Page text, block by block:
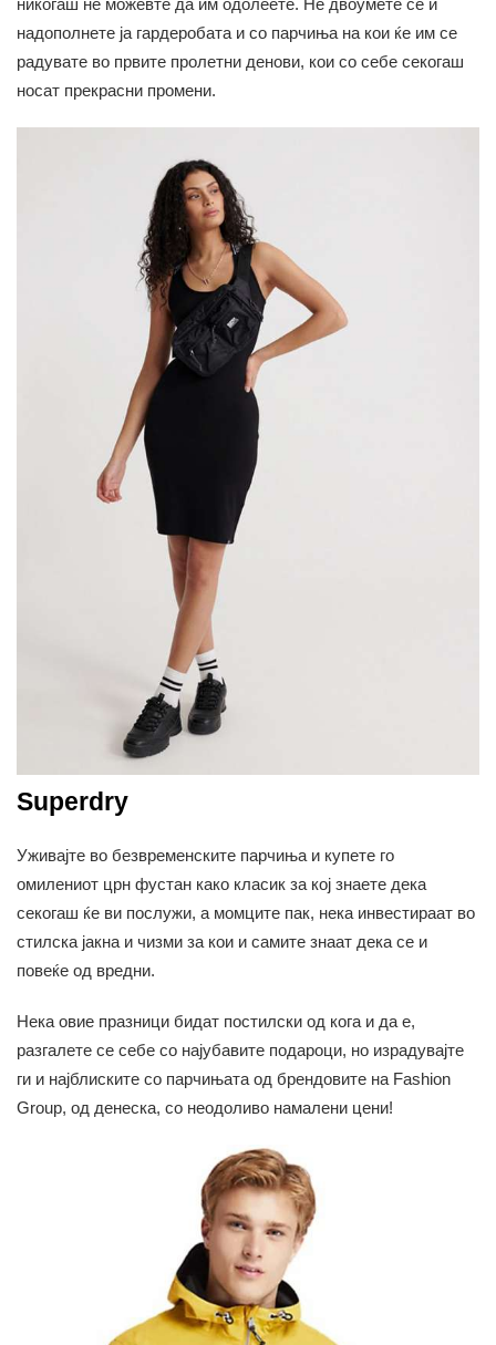
надополнете ја гардеробата и со парчиња на кои ќе им се
радувате во првите пролетни денови, кои со себе секогаш
носат прекрасни промени.
Superdry
Уживајте во безвременските парчиња и купете го
омилениот црн фустан како класик за кој знаете дека
секогаш ќе ви послужи, а момците пак, нека инвестираат во
стилска јакна и чизми за кои и самите знаат дека се и
повеќе од вредни.
Нека овие празници бидат постилски од кога и да е,
разгалете се себе со најубавите подароци, но израдувајте
ги и најблиските со парчињата од брендовите на Fashion
Group, од денеска, со неодоливо намалени цени!